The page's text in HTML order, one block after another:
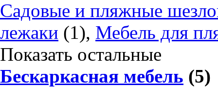
Садовые и пляжные
лежаки (1), Мебель для
Показать остальные
Бескаркасная мебель (5)